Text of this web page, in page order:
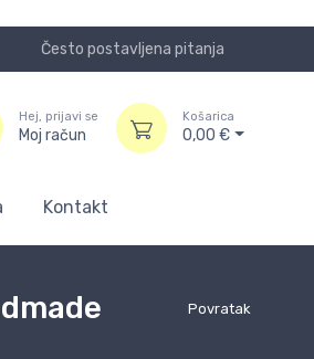
Često postavljena pitanja
Hej, prijavi se
Moj račun
Košarica
0,00 €
Kontakt
Povratak